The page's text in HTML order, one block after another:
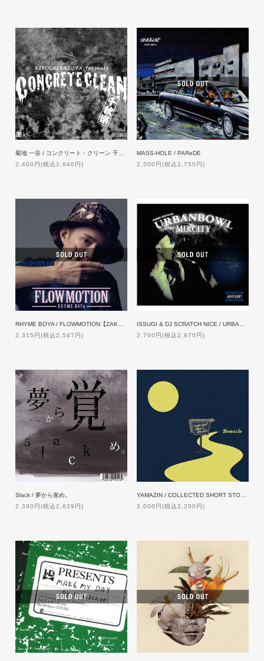
2,400円(税込2,640円)
MASS-HOLE / PAReDE
2,500円(税込2,750円)
2,315円(税込2,547円)
2,700円(税込2,970円)
Slack / 夢から覚め。
2,390円(税込2,629円)
2,000円(税込2,200円)